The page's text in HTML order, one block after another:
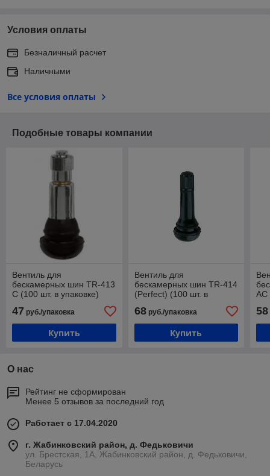
Условия оплаты
Безналичный расчет
Наличными
Все условия оплаты
Подобные товары компании
Вентиль для
бескамерных шин TR-413
С (100 шт. в упаковке)
47 руб./упаковка
Купить
Вентиль для
бескамерных шин TR-414
(Perfect) (100 шт. в
68руб./упаковка
Купить
АС
58
О нас
Рейтинг не сформирован
Менее 5 отзывов за последний год
Работает с 17.04.2020
г. Жабинковский район, д. Федьковичи
ул. Брестская, 1А, Жабинковский район, д. Федьковичи,
Беларусь